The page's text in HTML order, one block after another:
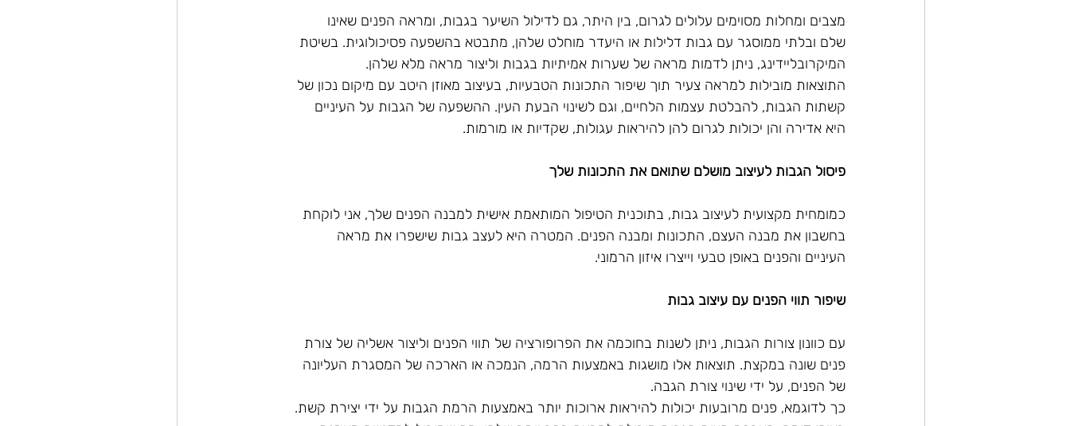
מצבים ומחלות מסוימים עלולים לגרום, בין היתר, גם לדילול השיער בגבות, ומראה הפנים שאינו
שלם ובלתי ממוסגר עם גבות דלילות או היעדר מוחלט שלהן, מתבטא בהשפעה פסיכולוגית. בשיטת
המיקרובליידינג, ניתן לדמות מראה של שערות אמיתיות בגבות וליצור מראה מלא שלהן.
התוצאות מובילות למראה צעיר תוך שיפור התכונות הטבעיות, בעיצוב מאוזן היטב עם מיקום נכון של
קשתות הגבות, להבלטת עצמות הלחיים, וגם לשינוי הבעת העין. ההשפעה של הגבות על העיניים
היא אדירה והן יכולות לגרום להן להיראות עגולות, שקדיות או מורמות.
פיסול הגבות לעיצוב מושלם שתואם את התכונות שלך
כמומחית מקצועית לעיצוב גבות, בתוכנית הטיפול המותאמת אישית למבנה הפנים שלך, אני לוקחת
בחשבון את מבנה העצם, התכונות ומבנה הפנים. המטרה היא לעצב גבות שישפרו את מראה
העיניים והפנים באופן טבעי וייצרו איזון הרמוני.
שיפור תווי הפנים עם עיצוב גבות
עם כוונון צורות הגבות, ניתן לשנות בחוכמה את הפרופורציה של תווי הפנים וליצור אשליה של צורת
פנים שונה במקצת. תוצאות אלו מושגות באמצעות הרמה, הנמכה או הארכה של המסגרת העליונה
של הפנים, על ידי שינוי צורת הגבה.
כך לדוגמא, פנים מרובעות יכולות להיראות ארוכות יותר באמצעות הרמת הגבות על ידי יצירת קשת.